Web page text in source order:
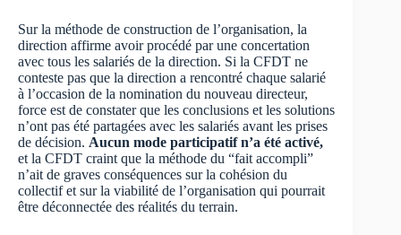
Sur la méthode de construction de l’organisation, la
direction affirme avoir procédé par une concertation
avec tous les salariés de la direction. Si la CFDT ne
conteste pas que la direction a rencontré chaque salarié
à l’occasion de la nomination du nouveau directeur,
force est de constater que les conclusions et les solutions
n’ont pas été partagées avec les salariés avant les prises
de décision. Aucun mode participatif n’a été activé,
et la CFDT craint que la méthode du “fait accompli”
n’ait de graves conséquences sur la cohésion du
collectif et sur la viabilité de l’organisation qui pourrait
être déconnectée des réalités du terrain.